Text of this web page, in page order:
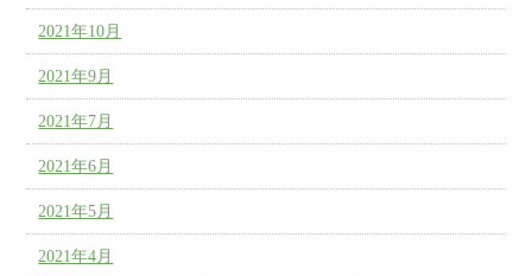
2021年10月
2021年9月
2021年7月
2021年6月
2021年5月
2021年4月